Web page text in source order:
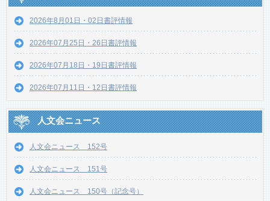
2026年8月01日・02日書評情報
2026年07月25日・26日書評情報
2026年07月18日・19日書評情報
2026年07月11日・12日書評情報
人文会ニュース
人文会ニュース 152号
人文会ニュース 151号
人文会ニュース 150号（記念号）